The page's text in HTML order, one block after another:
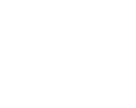
proyectos de renovación y